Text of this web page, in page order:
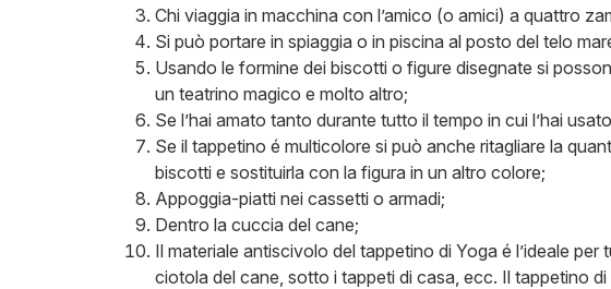
Chi viaggia in macchina con l’amico (o amici) a quattro
Si può portare in spiaggia o in piscina al posto del telo
Usando le formine dei biscotti o figure disegnate si
un teatrino magico e molto altro;
Se l’hai amato tanto durante tutto il tempo in cui l’hai
Se il tappetino é multicolore si può anche ritagliare la
biscotti e sostituirla con la figura in un altro colore;
Appoggia-piatti nei cassetti o armadi;
Dentro la cuccia del cane;
Il materiale antiscivolo del tappetino di Yoga é l’ideale
ciotola del cane, sotto i tappeti di casa, ecc. Il tappetino